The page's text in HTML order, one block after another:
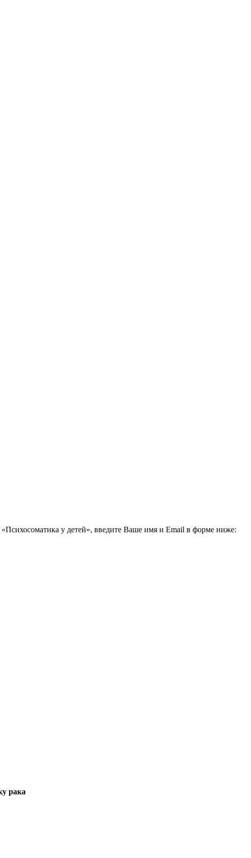
у детей», введите Ваше имя и Email в форме ниже:
рака